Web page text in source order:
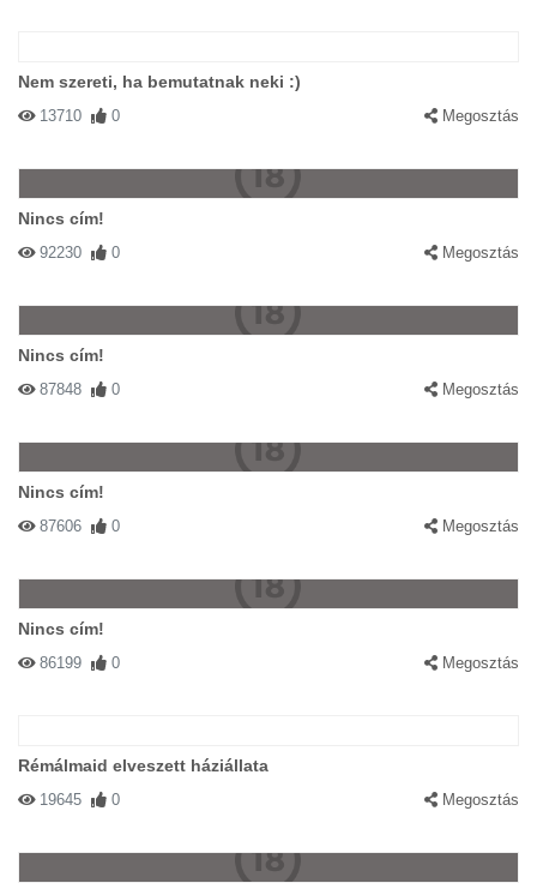
Nem szereti, ha bemutatnak neki :)
13710 0 Megosztás
Nincs cím!
92230 0 Megosztás
Nincs cím!
87848 0 Megosztás
Nincs cím!
87606 0 Megosztás
Nincs cím!
86199 0 Megosztás
Rémálmaid elveszett háziállata
19645 0 Megosztás